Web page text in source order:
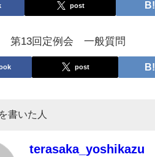
post
第13回定例会 一般質問
post
書いた人
terasaka_yoshikazu